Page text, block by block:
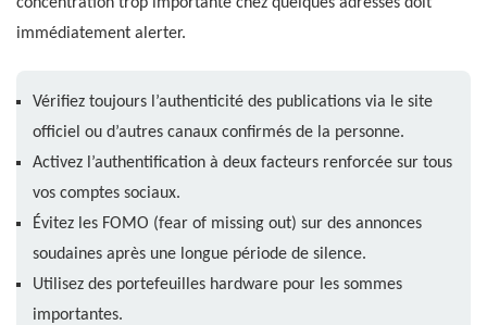
immédiatement alerter.
Vérifiez toujours l’authenticité des publications via le site
officiel ou d’autres canaux confirmés de la personne.
Activez l’authentification à deux facteurs renforcée sur tous
vos comptes sociaux.
Évitez les FOMO (fear of missing out) sur des annonces
soudaines après une longue période de silence.
Utilisez des portefeuilles hardware pour les sommes
importantes.